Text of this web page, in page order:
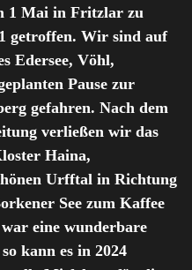
1 Mai in Fritzlar zu
getroffen. Wir sind auf
Edersee, Vöhl,
Pause zur
gefahren. Nach dem
verließen wir das
Haina,
Urfftal in Richtung
See zum Kaffee
eine wunderbare
kann es in 2024